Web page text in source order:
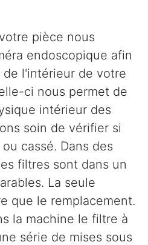
pièce nous
endoscopique afin
l'intérieur de votre
ci nous permet de
intérieur des
soin de vérifier si
cassé. Dans des
filtres sont dans un
La seule
que le remplacement.
la machine le filtre à
série de mises sous